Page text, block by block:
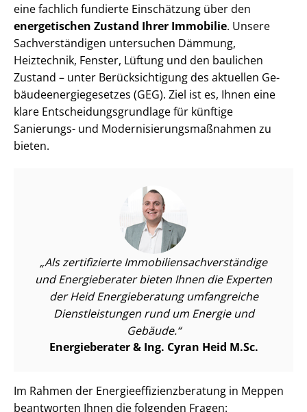
eine fachlich fundierte Einschätzung über den
energetischen Zustand Ihrer Immobilie. Unsere
Sach­ver­stän­di­gen untersuchen Dämmung,
Heiztechnik, Fenster, Lüftung und den baulichen
Zustand – unter Be­rück­sich­ti­gung des aktuellen Ge­
bäu­de­en­er­gie­ge­set­zes (GEG). Ziel ist es, Ihnen eine
klare Ent­schei­dungs­grund­la­ge für künftige
Sanierungs- und Mo­der­ni­sie­rungs­maß­nah­men zu
bieten.
Als zertifizierte Im­mo­bi­li­en­sach­ver­stän­di­ge
und Energieberater bieten Ihnen die Experten
der Heid Energieberatung umfangreiche
Dienst­leis­tun­gen rund um Energie und
Gebäude.
Energieberater & Ing. Cyran Heid M.Sc.
Im Rahmen der En­er­gie­ef­fi­zi­enz­be­ra­tung in Meppen
beantworten Ihnen die folgenden Fragen: